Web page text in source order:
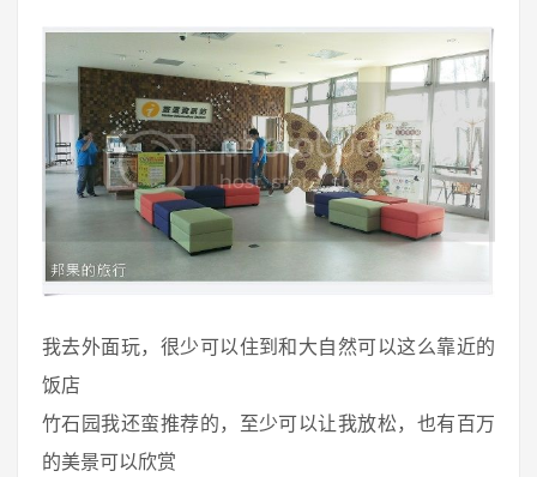
我去外面玩，很少可以住到和大自然可以这么靠近的
饭店
竹石园我还蛮推荐的，至少可以让我放松，也有百万
的美景可以欣赏